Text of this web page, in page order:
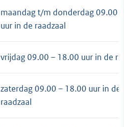
maandag t/m donderdag 09.00 –
uur in de raadzaal
vrijdag 09.00 – 18.00 uur in de
zaterdag 09.00 – 18.00 uur in de
raadzaal